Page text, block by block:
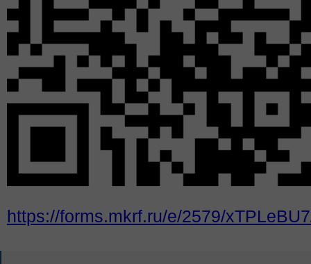
https://forms.mkrf.ru/e/2579/
Обзор
https://